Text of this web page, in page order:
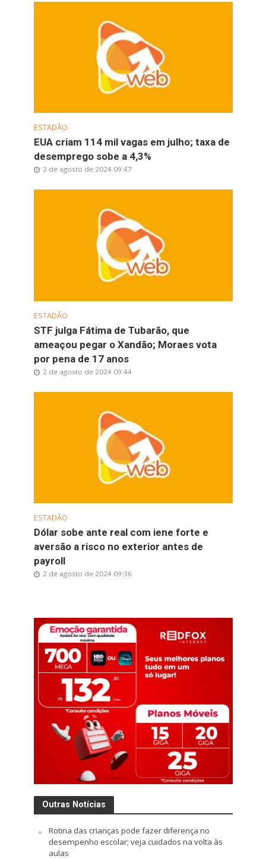
ESTADÃO
EUA criam 114 mil vagas em julho; taxa de
desemprego sobe a 4,3%
2 de agosto de 2024 09:47
ESTADÃO
STF julga Fátima de Tubarão, que
ameaçou pegar o Xandão; Moraes vota
por pena de 17 anos
2 de agosto de 2024 09:44
ESTADÃO
Dólar sobe ante real com iene forte e
aversão a risco no exterior antes de
payroll
2 de agosto de 2024 09:36
Outras Notícias
Rotina das crianças pode fazer diferença no
desempenho escolar; veja cuidados na volta às
aulas